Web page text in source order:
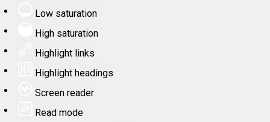
Low saturation
High saturation
Highlight links
Highlight headings
Screen reader
Read mode